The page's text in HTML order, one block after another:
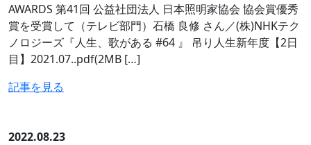
AWARDS 第41回 公益社団法人 日本照明家協会 協会賞優秀
賞を受賞して（テレビ部門）石橋 良修 さん／(株)NHKテク
ノロジーズ『人生、歌がある #64 』 吊り人生新年度【2日
目】2021.07..pdf(2MB […]
記事を見る
2022.08.23